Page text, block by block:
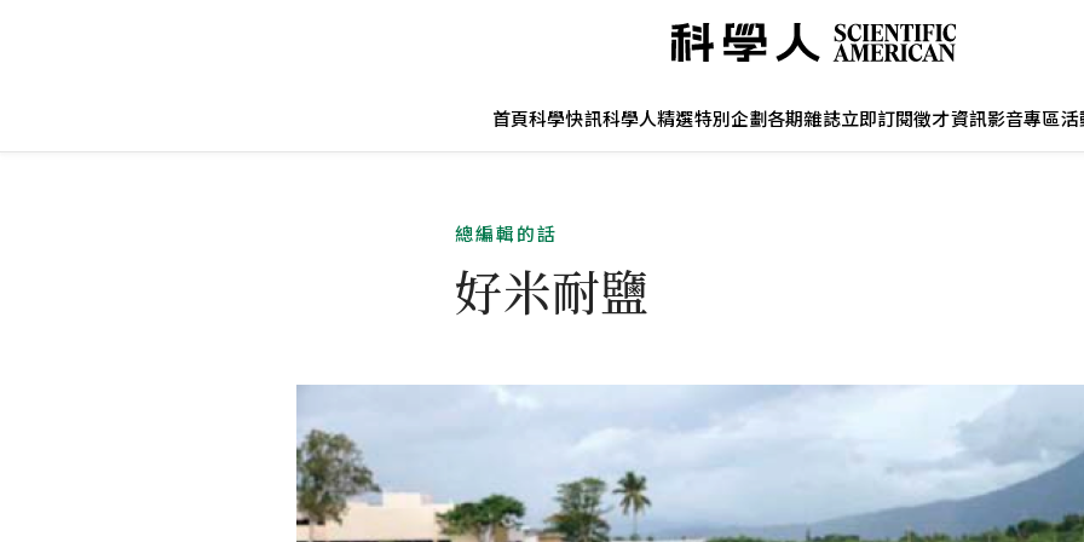
首頁科學快訊科學人精選特別企劃各期雜誌立即訂閱徵才資訊影音專區活
總編輯的話
好米耐鹽